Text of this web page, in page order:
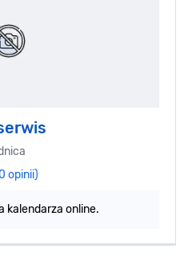
opinii)
kalendarza online.